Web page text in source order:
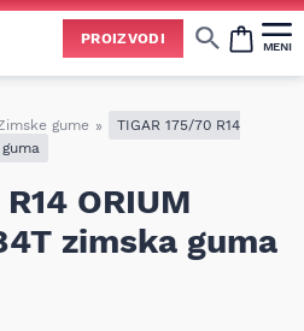
PROIZVODI MENI
gume »
TIGAR 175/70 R14
ORIUM
zimska guma